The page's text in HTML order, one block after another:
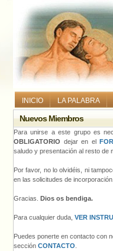
INICIO LA PALABRA
Nuevos Miembros
Para unirse a este grupo es
OBLIGATORIO dejar en el
saludo y presentación al resto de
Por favor, no lo olvidéis, ni
en las solicitudes de incorporación.
Gracias. Dios os bendiga.
Para cualquier duda, VER
Puedes ponerte en contacto con
sección CONTACTO